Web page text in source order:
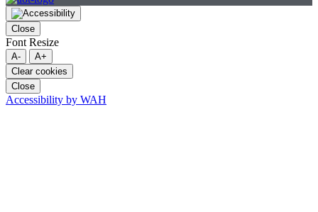
Close
Font Resize
A-
A+
Clear cookies
Close
Accessibility by WAH